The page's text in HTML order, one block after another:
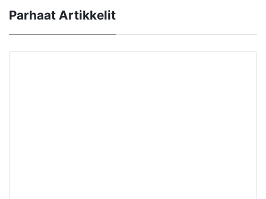
Parhaat Artikkelit